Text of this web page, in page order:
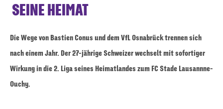
SEINE HEIMAT
Die Wege von Bastien Conus und dem VfL Osnabrück trennen sich
nach einem Jahr. Der 27-jährige Schweizer wechselt mit sofortiger
Wirkung in die 2. Liga seines Heimatlandes zum FC Stade Lausannne-
Ouchy.